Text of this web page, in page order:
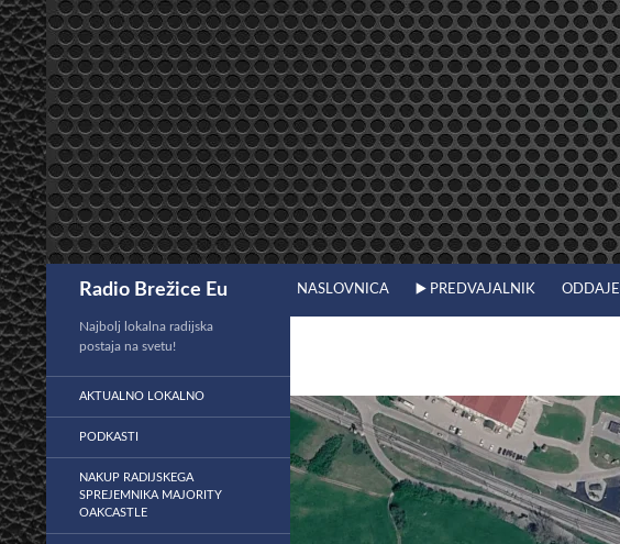
Preskoči
na
vsebino
Radio Brežice Eu NASLOVNICA ▶️ PREDVAJALNIK ODDAJE
Najbolj lokalna radijska
postaja na svetu!
AKTUALNO LOKALNO
PODKASTI
NAKUP RADIJSKEGA
SPREJEMNIKA MAJORITY
OAKCASTLE